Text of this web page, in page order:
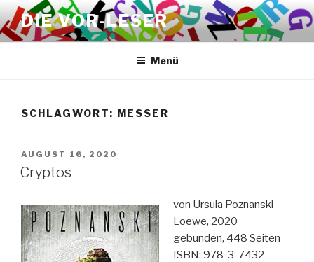
Zum
Inhalt
springen
DIE VOR-LESER
Menü
SCHLAGWORT: MESSER
VERÖFFENTLICHT
AM
AUGUST 16, 2020
Cryptos
von Ursula Poznanski
Loewe, 2020
gebunden, 448 Seiten
ISBN: 978-3-7432-